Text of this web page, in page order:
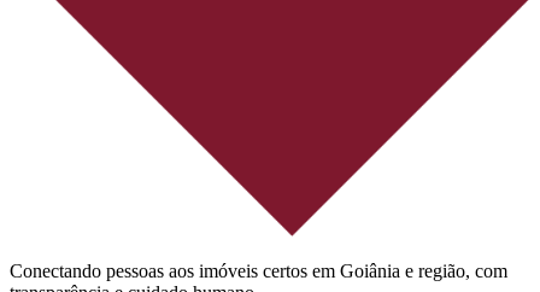
Conectando pessoas aos imóveis certos em Goiânia e região, com